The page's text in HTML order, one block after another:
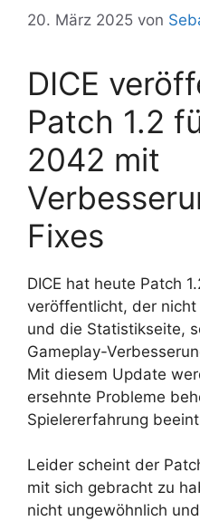
20. März 2025 von
DICE
Patch 1.2
2042 mit
Fixes
DICE hat heute Patch
veröffentlicht, der
und die Statistikseite,
Gameplay-
Mit diesem Update
ersehnte Probleme
Spielererfahrung
Leider scheint der
mit sich gebracht zu
nicht ungewöhnlich